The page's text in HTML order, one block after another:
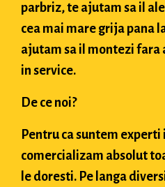
parbriz, te ajutam sa il
cea mai mare grija pana
ajutam sa il montezi
in service.
De ce noi?
Pentru ca suntem
comercializam absolut
le doresti. Pe langa